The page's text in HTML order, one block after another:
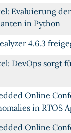
Evaluierung
in Python
4.6.3
DevOps sorgt
Online
in RTOS
Online